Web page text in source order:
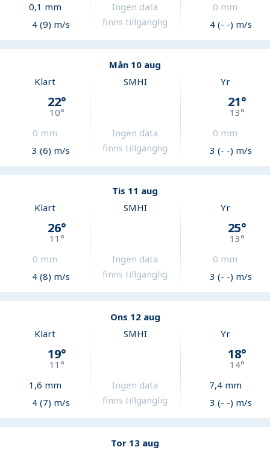
0,1 mm
4 (9) m/s
Ingen data
finns tillgänglig
0 mm
4 (- -) m/s
Mån 10 aug
Klart
22°
10°
0 mm
3 (6) m/s
SMHI
Ingen data
finns tillgänglig
Yr
21°
13°
0 mm
3 (- -) m/s
Tis 11 aug
Klart
26°
11°
0 mm
4 (8) m/s
SMHI
Ingen data
finns tillgänglig
Yr
25°
13°
0 mm
3 (- -) m/s
Ons 12 aug
Klart
19°
11°
1,6 mm
4 (7) m/s
SMHI
Ingen data
finns tillgänglig
Yr
18°
14°
7,4mm
3 (- -) m/s
Tor 13 aug